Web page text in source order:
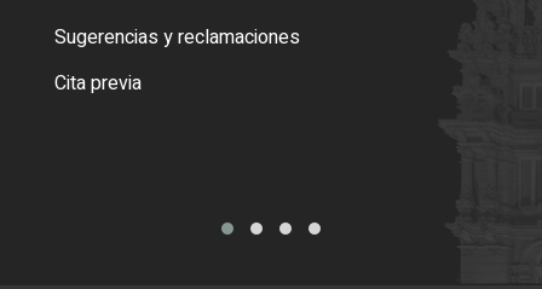
Sugerencias y reclamaciones
Cita previa